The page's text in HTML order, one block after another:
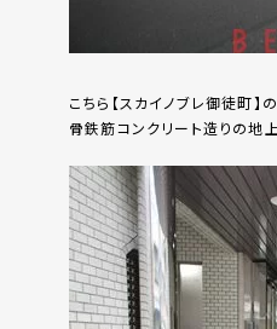
こちら【スカイノブレ御徒町
骨鉄筋コンクリート造りの地